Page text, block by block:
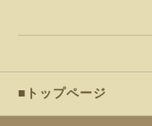
■トップページ